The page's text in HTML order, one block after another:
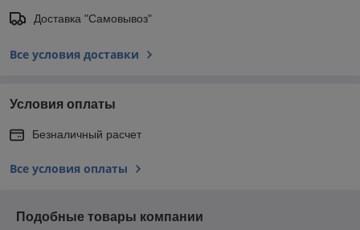
Доставка "Самовывоз"
Все условия доставки
Условия оплаты
Безналичный расчет
Все условия оплаты
Подобные товары компании